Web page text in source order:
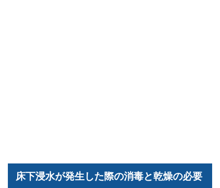
床下浸水が発生した際の消毒と乾燥の必要